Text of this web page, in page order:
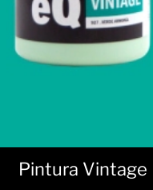
Pintura Vintage